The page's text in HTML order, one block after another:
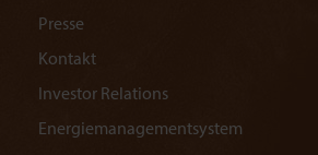
Presse
Kontakt
Investor Relations
Energiemanagementsystem